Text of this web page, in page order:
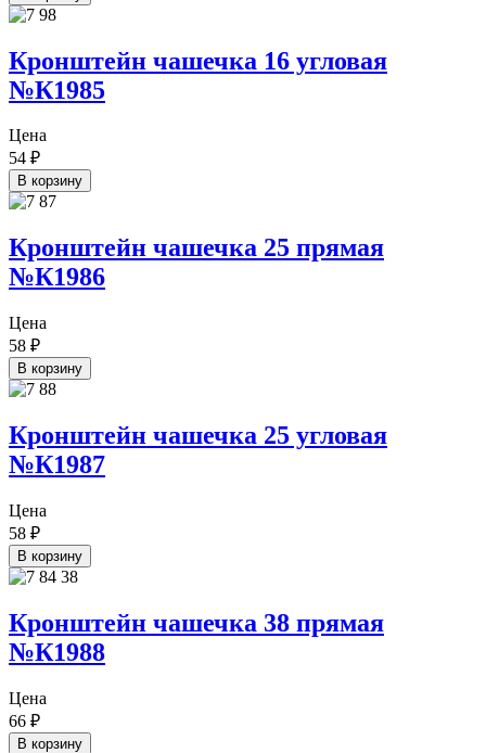
Кронштейн чашечка 16 угловая
№К1985
Цена
54 ₽
В корзину
Кронштейн чашечка 25 прямая
№К1986
Цена
58 ₽
В корзину
Кронштейн чашечка 25 угловая
№К1987
Цена
58 ₽
В корзину
Кронштейн чашечка 38 прямая
№К1988
Цена
66 ₽
В корзину